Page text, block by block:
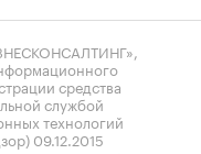
средства
службой
технологий
09.12.2015